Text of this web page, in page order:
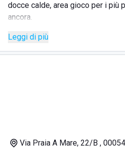
docce calde, area gioco per i più
ancora.
sorvegliato
su 7.
La zona di Fiumicino è
Leggi di più
Via Praia A Mare, 22/B ,